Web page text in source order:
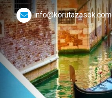
info@korutazasok.com